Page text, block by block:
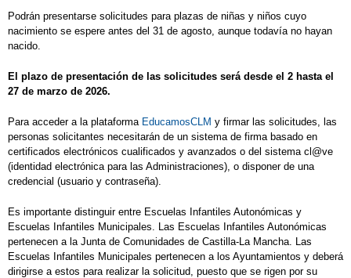
Podrán presentarse solicitudes para plazas de niñas y niños cuyo
nacimiento se espere antes del 31 de agosto, aunque todavía no hayan
nacido.
El plazo de presentación de las solicitudes será desde el 2 hasta el
27 de marzo de 2026.
Para acceder a la plataforma EducamosCLM y firmar las solicitudes, las
personas solicitantes necesitarán de un sistema de firma basado en
certificados electrónicos cualificados y avanzados o del sistema cl@ve
(identidad electrónica para las Administraciones), o disponer de una
credencial (usuario y contraseña).
Es importante distinguir entre Escuelas Infantiles Autonómicas y
Escuelas Infantiles Municipales. Las Escuelas Infantiles Autonómicas
pertenecen a la Junta de Comunidades de Castilla-La Mancha. Las
Escuelas Infantiles Municipales pertenecen a los Ayuntamientos y deberá
dirigirse a estos para realizar la solicitud, puesto que se rigen por su